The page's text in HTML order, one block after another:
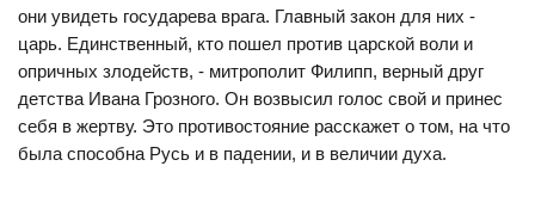
они увидеть государева врага. Главный закон для них -
царь. Единственный, кто пошел против царской воли и
опричных злодейств, - митрополит Филипп, верный друг
детства Ивана Грозного. Он возвысил голос свой и принес
себя в жертву. Это противостояние расскажет о том, на что
была способна Русь и в падении, и в величии духа.